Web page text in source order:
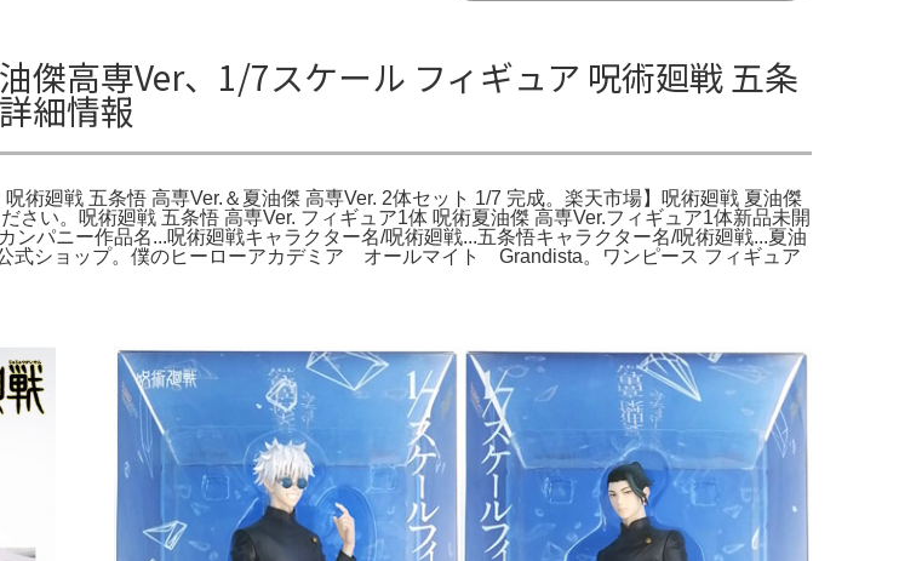
傑高専Ver、1/7スケール フィギュア 呪術廻戦 五条
細情報
術廻戦 五条悟 高専Ver.＆夏油傑 高専Ver. 2体セット 1/7 完成。楽天市場】呪術廻戦 夏油傑
い。呪術廻戦 五条悟 高専Ver. フィギュア1体 呪術夏油傑 高専Ver.フィギュア1体新品未開
パニー作品名...呪術廻戦キャラクター名/呪術廻戦...五条悟キャラクター名/呪術廻戦...夏油
式ショップ。僕のヒーローアカデミア オールマイト Grandista。ワンピース フィギュア